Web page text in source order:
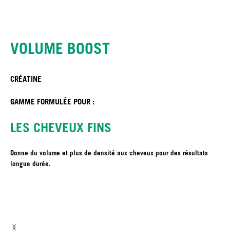
VOLUME BOOST
CRÉATINE
GAMME FORMULÉE POUR :
LES CHEVEUX FINS
Donne du volume et plus de densité aux cheveux pour des résultats
longue durée.